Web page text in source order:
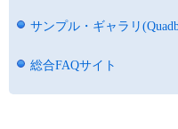
サンプル・ギャラリ
総合FAQサイト